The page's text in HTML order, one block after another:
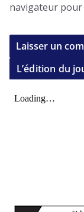
navigateur
L’édition du